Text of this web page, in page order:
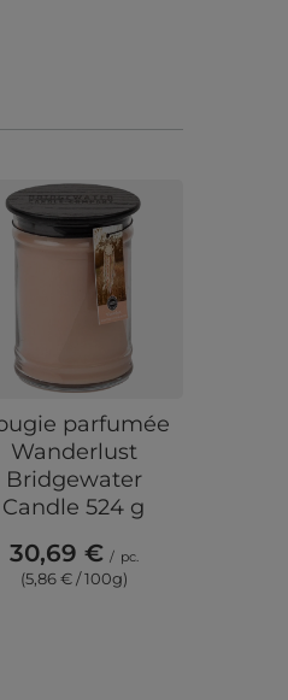
parfumée
Wanderlust
Bridgewater
Candle 524 g
30,69 € / pc.
(5,86 € / 100g)